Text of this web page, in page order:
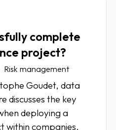
complete
project?
Risk management
Goudet, data
discusses the key
deploying a
within companies.